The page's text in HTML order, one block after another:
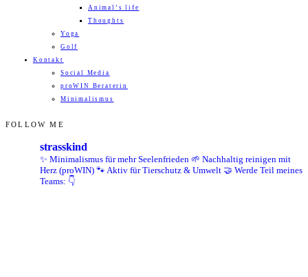
Animal’s life
Thoughts
Yoga
Golf
Kontakt
Social Media
proWIN Beraterin
Minimalismus
FOLLOW ME
strasskind
✨ Minimalismus für mehr Seelenfrieden 🌱 Nachhaltig reinigen mit
Herz (proWIN) 🐾 Aktiv für Tierschutz & Umwelt 🤝 Werde Teil meines
Teams: 👇